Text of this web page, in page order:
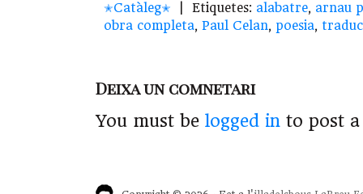
✭Catàleg✭ | Etiquetes: alabatre, arnau
obra completa, Paul Celan, poesia,
Deixa un comnetari
You must be logged in to post